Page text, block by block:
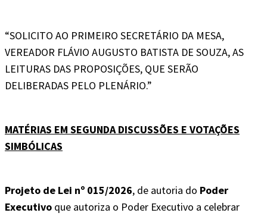
“SOLICITO AO PRIMEIRO SECRETÁRIO DA MESA,
VEREADOR FLÁVIO AUGUSTO BATISTA DE SOUZA, AS
LEITURAS DAS PROPOSIÇÕES, QUE SERÃO
DELIBERADAS PELO PLENÁRIO.”
MATÉRIAS EM SEGUNDA DISCUSSÕES E VOTAÇÕES
SIMBÓLICAS
Projeto de Lei nº 015/2026, de autoria do Poder
Executivo que autoriza o Poder Executivo a celebrar